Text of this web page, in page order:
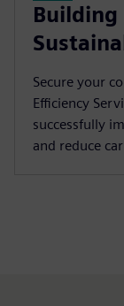
Building
Secure your
Efficiency
successfully
and reduce